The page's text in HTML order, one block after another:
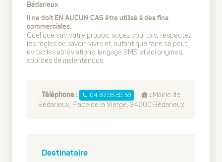
Bédarieux.
Il ne doit EN AUCUN CAS être utilisé à des fins
commerciales.
Quel que soit votre propos, soyez courtois, respectez
les règles de savoir-vivre et, autant que faire se peut,
évitez les abréviations, langage SMS et acronymes,
sources de malentendus.
Téléphone : 04 67 95 59 59 : Mairie de
Bédarieux, Place de la Vierge, 34600 Bédarieux
Destinataire